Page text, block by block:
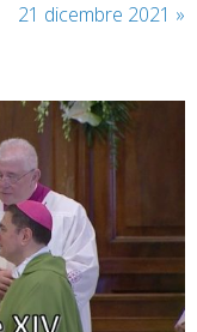
21 dicembre 2021 »